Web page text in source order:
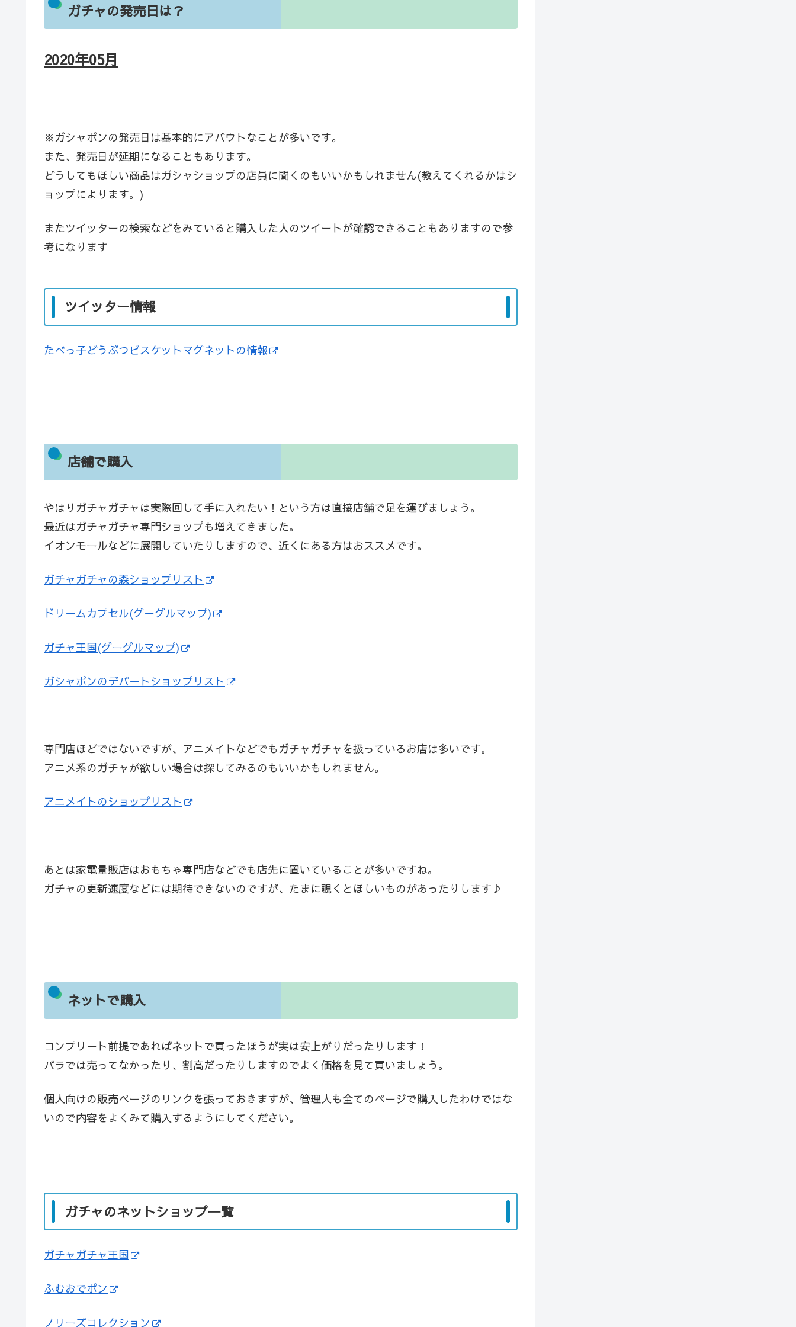
ガチャの発売日は？
2020年05月
※ガシャポンの発売日は基本的にアバウトなことが多いです。
また、発売日が延期になることもあります。
どうしてもほしい商品はガシャショップの店員に聞くのもいいかもしれません(教えてくれるかはシ
ョップによります。)
またツイッターの検索などをみていると購入した人のツイートが確認できることもありますので参
考になります
ツイッター情報
たべっ子どうぶつビスケットマグネットの情報
店舗で購入
やはりガチャガチャは実際回して手に入れたい！という方は直接店舗で足を運びましょう。
最近はガチャガチャ専門ショップも増えてきました。
イオンモールなどに展開していたりしますので、近くにある方はおススメです。
ガチャガチャの森ショップリスト
ドリームカプセル(グーグルマップ)
ガチャ王国(グーグルマップ)
ガシャポンのデパートショップリスト
専門店ほどではないですが、アニメイトなどでもガチャガチャを扱っているお店は多いです。
アニメ系のガチャが欲しい場合は探してみるのもいいかもしれません。
アニメイトのショップリスト
あとは家電量販店はおもちゃ専門店などでも店先に置いていることが多いですね。
ガチャの更新速度などには期待できないのですが、たまに覗くとほしいものがあったりします♪
ネットで購入
コンプリート前提であればネットで買ったほうが実は安上がりだったりします！
バラでは売ってなかったり、割高だったりしますのでよく価格を見て買いましょう。
個人向けの販売ページのリンクを張っておきますが、管理人も全てのページで購入したわけではな
いので内容をよくみて購入するようにしてください。
ガチャのネットショップ一覧
ガチャガチャ王国
ふむおでポン
ノリーズコレクション